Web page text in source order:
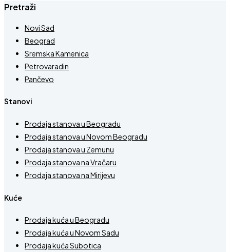
Pretraži
Novi Sad
Beograd
Sremska Kamenica
Petrovaradin
Pančevo
Stanovi
Prodaja stanova u Beogradu
Prodaja stanova u Novom Beogradu
Prodaja stanova u Zemunu
Prodaja stanova na Vračaru
Prodaja stanova na Mirijevu
Kuće
Prodaja kuća u Beogradu
Prodaja kuća u Novom Sadu
Prodaja kuća Subotica